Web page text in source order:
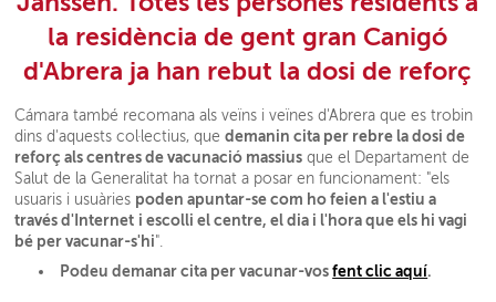
la residència de gent gran Canigó
d'Abrera ja han rebut la dosi de reforç
Cámara també recomana als veïns i veïnes d'Abrera que es trobin
dins d'aquests col·lectius, quedemanin cita per rebre la dosi de
reforç als centres de vacunació massius que el Departament de
Salut de la Generalitat ha tornat a posar en funcionament: "els
usuaris i usuàries poden apuntar-se com ho feien a l'estiu a
través d'Internet i escolli el centre, el dia i l'hora que els hi vagi
bé per vacunar-s'hi".
Podeu demanar cita per vacunar-vosfent clic aquí.